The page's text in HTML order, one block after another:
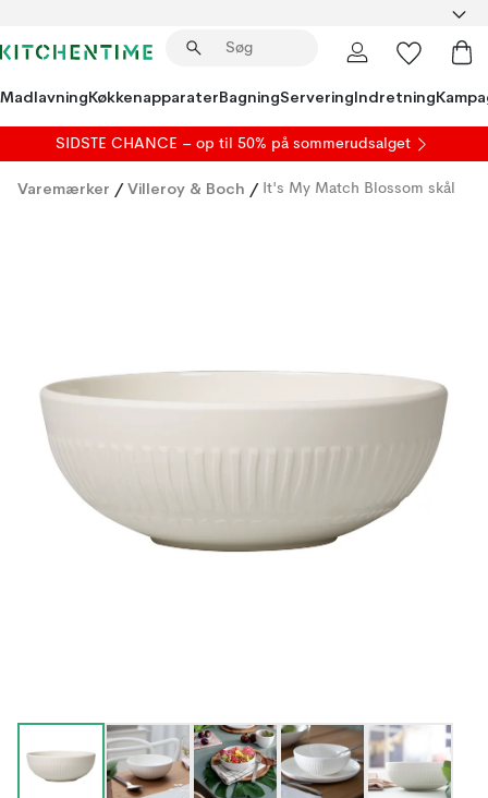
MadlavningKøkkenapparaterBagningServeringIndretning
SIDSTE CHANCE – op til 50% på sommerudsalget
Varemærker / Villeroy & Boch / It's My Match Blossom skål